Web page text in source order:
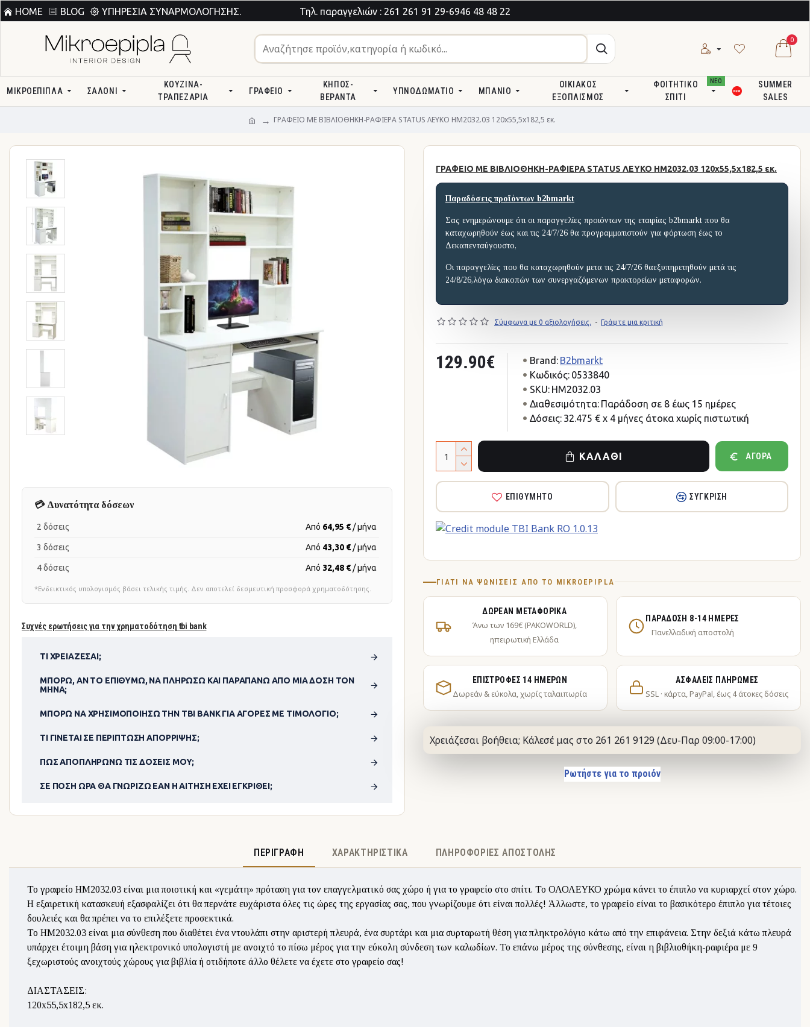
HOME BLOG ΥΠΗΡΕΣΊΑ ΣΥΝΑΡΜΟΛΌΓΗΣΗΣ. Τηλ. παραγγελιών : 261 261 91 29-6946 48 48 22
0
ΜΙΚΡΟΕΠΙΠΛΑ ΣΑΛΌΝΙ
ΚΟΥΖΊΝΑ-
ΤΡΑΠΕΖΑΡΊΑ
ΓΡΑΦΕΊΟ
ΚΉΠΟΣ-
ΒΕΡΆΝΤΑ
ΥΠΝΟΔΩΜΆΤΙΟ ΜΠΆΝΙΟ
ΟΙΚΙΑΚΌΣ
ΕΞΟΠΛΙΣΜΌΣ
ΦΟΙΤΗΤΙΚΌ
ΣΠΊΤΙ
ΝΕΟ
SUMMER
SALES
ΓΡΑΦΕΙΟ ΜΕ ΒΙΒΛΙΟΘΗΚΗ-ΡΑΦΙΕΡΑ STATUS ΛΕΥΚΟ HM2032.03 120x55,5x182,5 εκ.
Συχνές ερωτήσεις για την χρηματοδότηση tbi bank
ΤΙ ΧΡΕΙΆΖΕΣΑΙ;
ΜΠΟΡΏ, ΑΝ ΤΟ ΕΠΙΘΥΜΏ, ΝΑ ΠΛΗΡΏΣΩ ΚΑΙ ΠΑΡΑΠΆΝΩ ΑΠΌ ΜΊΑ ΔΌΣΗ ΤΟΝ
ΜΉΝΑ;
ΜΠΟΡΏ ΝΑ ΧΡΗΣΙΜΟΠΟΊΗΣΩ ΤΗΝ TBI BANK ΓΙΑ ΑΓΟΡΈΣ ΜΕ ΤΙΜΟΛΌΓΙΟ;
ΤΙ ΓΊΝΕΤΑΙ ΣΕ ΠΕΡΊΠΤΩΣΗ ΑΠΌΡΡΙΨΗΣ;
ΠΏΣ ΑΠΟΠΛΗΡΏΝΩ ΤΙΣ ΔΌΣΕΙΣ ΜΟΥ;
ΣΕ ΠΌΣΗ ΏΡΑ ΘΑ ΓΝΩΡΊΖΩ ΕΆΝ Η ΑΊΤΗΣΗ ΈΧΕΙ ΕΓΚΡΙΘΕΊ;
💳 Δυνατότητα δόσεων
2 δόσεις Από 64,95 € / μήνα
3 δόσεις Από 43,30 € / μήνα
4 δόσεις Από 32,48 € / μήνα
*Ενδεικτικός υπολογισμός βάσει τελικής τιμής. Δεν αποτελεί δεσμευτική προσφορά χρηματοδότησης.
ΓΡΑΦΕΙΟ ΜΕ ΒΙΒΛΙΟΘΗΚΗ-ΡΑΦΙΕΡΑ STATUS ΛΕΥΚΟ HM2032.03 120x55,5x182,5 εκ.
Παραδόσεις προϊόντων b2bmarkt
Σας ενημερώνουμε ότι οι παραγγελίες προιόντων της εταιρίας b2bmarkt που θα
καταχωρηθούν έως και τις 24/7/26 θα προγραμματιστούν για φόρτωση έως το
Δεκαπενταύγουστο,
Οι παραγγελίες που θα καταχωρηθούν μετα τις 24/7/26 θαεξυπηρετηθούν μετά τις
24/8/26,λόγω διακοπών των συνεργαζόμενων πρακτορείων μεταφορών.
Σύμφωνα με 0 αξιολογήσεις. - Γράψτε μια κριτική
129.90€ Brand: B2bmarkt
Κωδικός: 0533840
SKU: HM2032.03
Διαθεσιμότητα: Παράδοση σε 8 έως 15 ημέρες
Δόσεις: 32.475 € x 4 μήνες άτοκα χωρίς πιστωτική
ΚΑΛΆΘΙ ΑΓΟΡΆ
ΕΠΙΘΥΜΗΤΌ ΣΎΓΚΡΙΣΗ
ΓΙΑΤΊ ΝΑ ΨΩΝΊΣΕΙΣ ΑΠΌ ΤΟ MIKROEPIPLA
ΔΩΡΕΆΝ ΜΕΤΑΦΟΡΙΚΆ
Άνω των 169€ (PAKOWORLD),
ηπειρωτική Ελλάδα
ΠΑΡΆΔΟΣΗ 8-14 ΗΜΈΡΕΣ
Πανελλαδική αποστολή
ΕΠΙΣΤΡΟΦΈΣ 14 ΗΜΕΡΏΝ
Δωρεάν & εύκολα, χωρίς ταλαιπωρία
ΑΣΦΑΛΕΊΣ ΠΛΗΡΩΜΈΣ
SSL · κάρτα, PayPal, έως 4 άτοκες δόσεις
Χρειάζεσαι βοήθεια; Κάλεσέ μας στο 261 261 9129 (Δευ-Παρ 09:00-17:00)
Ρωτήστε για το προιόν
ΠΕΡΙΓΡΑΦΉ ΧΑΡΑΚΤΗΡΙΣΤΙΚΆ ΠΛΗΡΟΦΟΡΊΕΣ ΑΠΟΣΤΟΛΉΣ
Το γραφείο ΗΜ2032.03 είναι μια ποιοτική και «γεμάτη» πρόταση για τον επαγγελματικό σας χώρο ή για το γραφείο στο σπίτι. Το ΟΛΟΛΕΥΚΟ χρώμα κάνει το έπιπλο να κυριαρχεί στον χώρο.
Η εξαιρετική κατασκευή εξασφαλίζει ότι θα περνάτε ευχάριστα όλες τις ώρες της εργασίας σας, που γνωρίζουμε ότι είναι πολλές! Άλλωστε, το γραφείο είναι το βασικότερο έπιπλο για τέτοιες
δουλειές και θα πρέπει να το επιλέξετε προσεκτικά.
Το ΗΜ2032.03 είναι μια σύνθεση που διαθέτει ένα ντουλάπι στην αριστερή πλευρά, ένα συρτάρι και μια συρταρωτή θέση για πληκτρολόγιο κάτω από την επιφάνεια. Στην δεξιά κάτω πλευρά
υπάρχει έτοιμη βάση για ηλεκτρονικό υπολογιστή με ανοιχτό το πίσω μέρος για την εύκολη σύνδεση των καλωδίων. Το επάνω μέρος της σύνθεσης, είναι η βιβλιοθήκη-ραφιέρα με 9
ξεχωριστούς ανοιχτούς χώρους για βιβλία ή οτιδήποτε άλλο θέλετε να έχετε στο γραφείο σας!
ΔΙΑΣΤΑΣΕΙΣ:
120x55,5x182,5 εκ.